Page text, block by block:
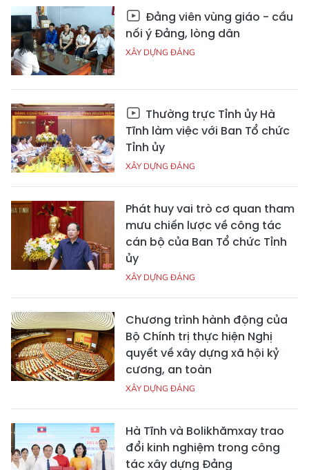
Đảng viên vùng giáo - cầu
nối ý Đảng, lòng dân
XÂY DỰNG ĐẢNG
Thường trực Tỉnh ủy Hà
Tĩnh làm việc với Ban Tổ chức
Tỉnh ủy
XÂY DỰNG ĐẢNG
Phát huy vai trò cơ quan tham
mưu chiến lược về công tác
cán bộ của Ban Tổ chức Tỉnh
ủy
XÂY DỰNG ĐẢNG
Chương trình hành động của
Bộ Chính trị thực hiện Nghị
quyết về xây dựng xã hội kỷ
cương, an toàn
XÂY DỰNG ĐẢNG
Hà Tĩnh và Bolikhămxay trao
đổi kinh nghiệm trong công
tác xây dựng Đảng